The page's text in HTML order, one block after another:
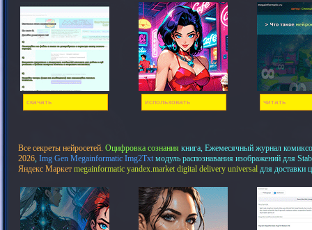
скачать использовать читать
Все секреты нейросетей. Оцифровка сознания книга, Ежемесячный журнал
2026, Img Gen Megainformatic Img2Txt модуль распознавания изображений для
Яндекс Маркет megainformatic yandex.market digital delivery universal для доставки